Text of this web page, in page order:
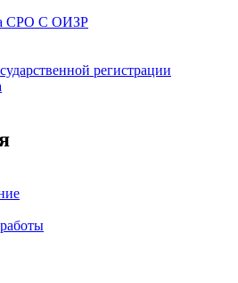
СРО С ОИЗР
регистрации